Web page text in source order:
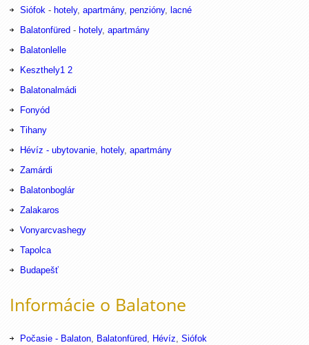
Siófok- hotely, apartmány, penzióny, lacné
Balatonfüred - hotely, apartmány
Balatonlelle
Keszthely1 2
Balatonalmádi
Fonyód
Tihany
Hévíz - ubytovanie, hotely, apartmány
Zamárdi
Balatonboglár
Zalakaros
Vonyarcvashegy
Tapolca
Budapešť
Informácie o Balatone
Počasie - Balaton, Balatonfüred, Hévíz, Siófok